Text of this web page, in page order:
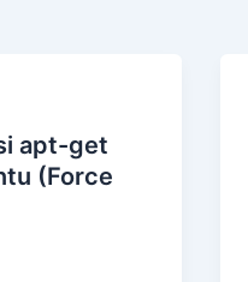
apt-get
(Force